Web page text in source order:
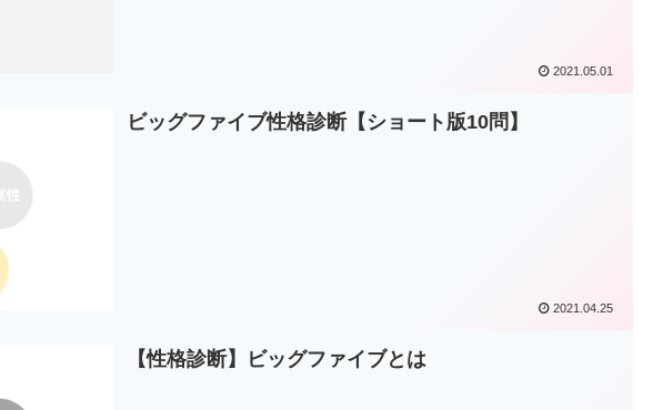
2021.05.01
ビッグファイブ性格診断【ショート版10問】
2021.04.25
【性格診断】ビッグファイブとは